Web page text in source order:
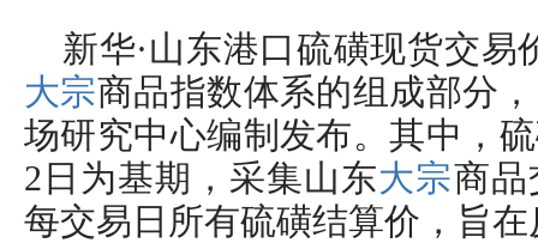
新华·山东港口硫磺现货交易
大宗商品指数体系的组成部分
场研究中心编制发布。其中，
2日为基期，采集山东大宗商品
每交易日所有硫磺结算价，旨